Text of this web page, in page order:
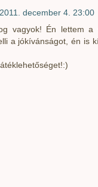
2011. december 4. 23:00
vagyok! Én lettem a
a jókívánságot, én is